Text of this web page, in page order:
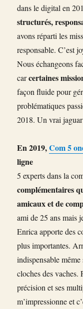
dans le digital en
structurés,
avons réparti les
responsable. C’est
Nous échangeons
carcertaines
façon fluide pour
problématiques
2018. Un vrai
En 2019,Com 5
ligne
5 experts dans la
complémentaires
amicaux et de
ami de 25 ans mais
Enrica apporte des
plus importantes.
indispensable
cloches des vaches.
précision et ses
m’impressionne et